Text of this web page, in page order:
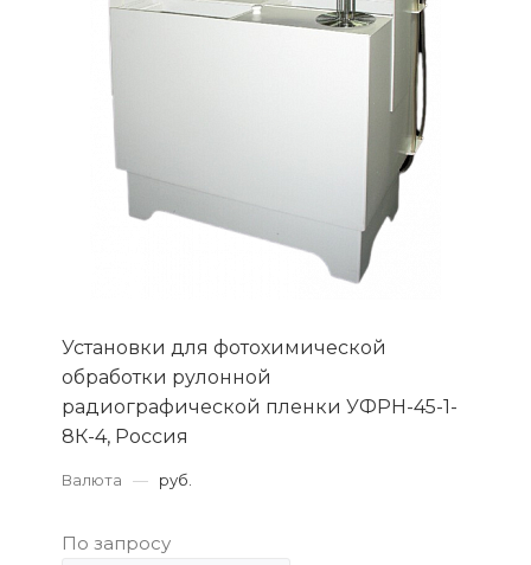
Установки для фотохимической
обработки рулонной
радиографической пленки УФРН-45-1-
8К-4, Россия
Валюта — руб.
По запросу